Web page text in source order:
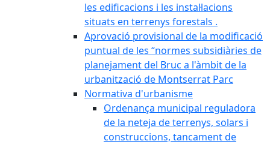
les edificacions i les instal·lacions
situats en terrenys forestals .
Aprovació provisional de la modificació
puntual de les “normes subsidiàries de
planejament del Bruc a l'àmbit de la
urbanització de Montserrat Parc
Normativa d'urbanisme
Ordenança municipal reguladora
de la neteja de terrenys, solars i
construccions, tancament de